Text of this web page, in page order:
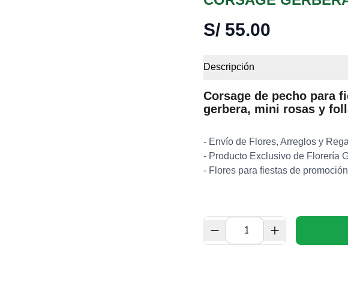
S/ 55.00
Descripción
Corsage de pecho para
gerbera, mini rosas y
- Envío de Flores, Arreglos y
- Producto Exclusivo de Florería
- Flores para fiestas de